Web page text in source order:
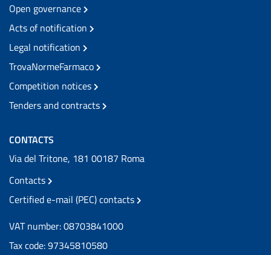
Open governance
Acts of notification
Legal notification
TrovaNormeFarmaco
Competition notices
Tenders and contracts
CONTACTS
Via del Tritone, 181 00187 Roma
Contacts
Certified e-mail (PEC) contacts
VAT number: 08703841000
Tax code: 97345810580